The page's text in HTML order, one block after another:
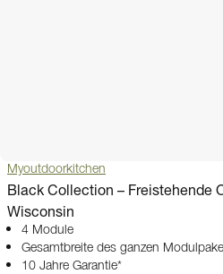
Myoutdoorkitchen
Black Collection – Freistehende
Wisconsin
4 Module
Gesamtbreite des ganzen
10 Jahre Garantie*